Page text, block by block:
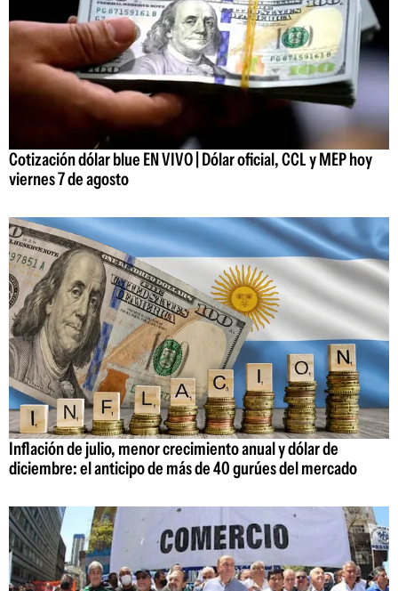
Cotización dólar blue EN VIVO | Dólar oficial, CCL y MEP hoy
viernes 7 de agosto
Inflación de julio, menor crecimiento anual y dólar de
diciembre: el anticipo de más de 40 gurúes del mercado